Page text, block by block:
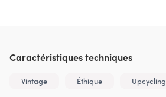
Caractéristiques techniques
Vintage Éthique Upcycling